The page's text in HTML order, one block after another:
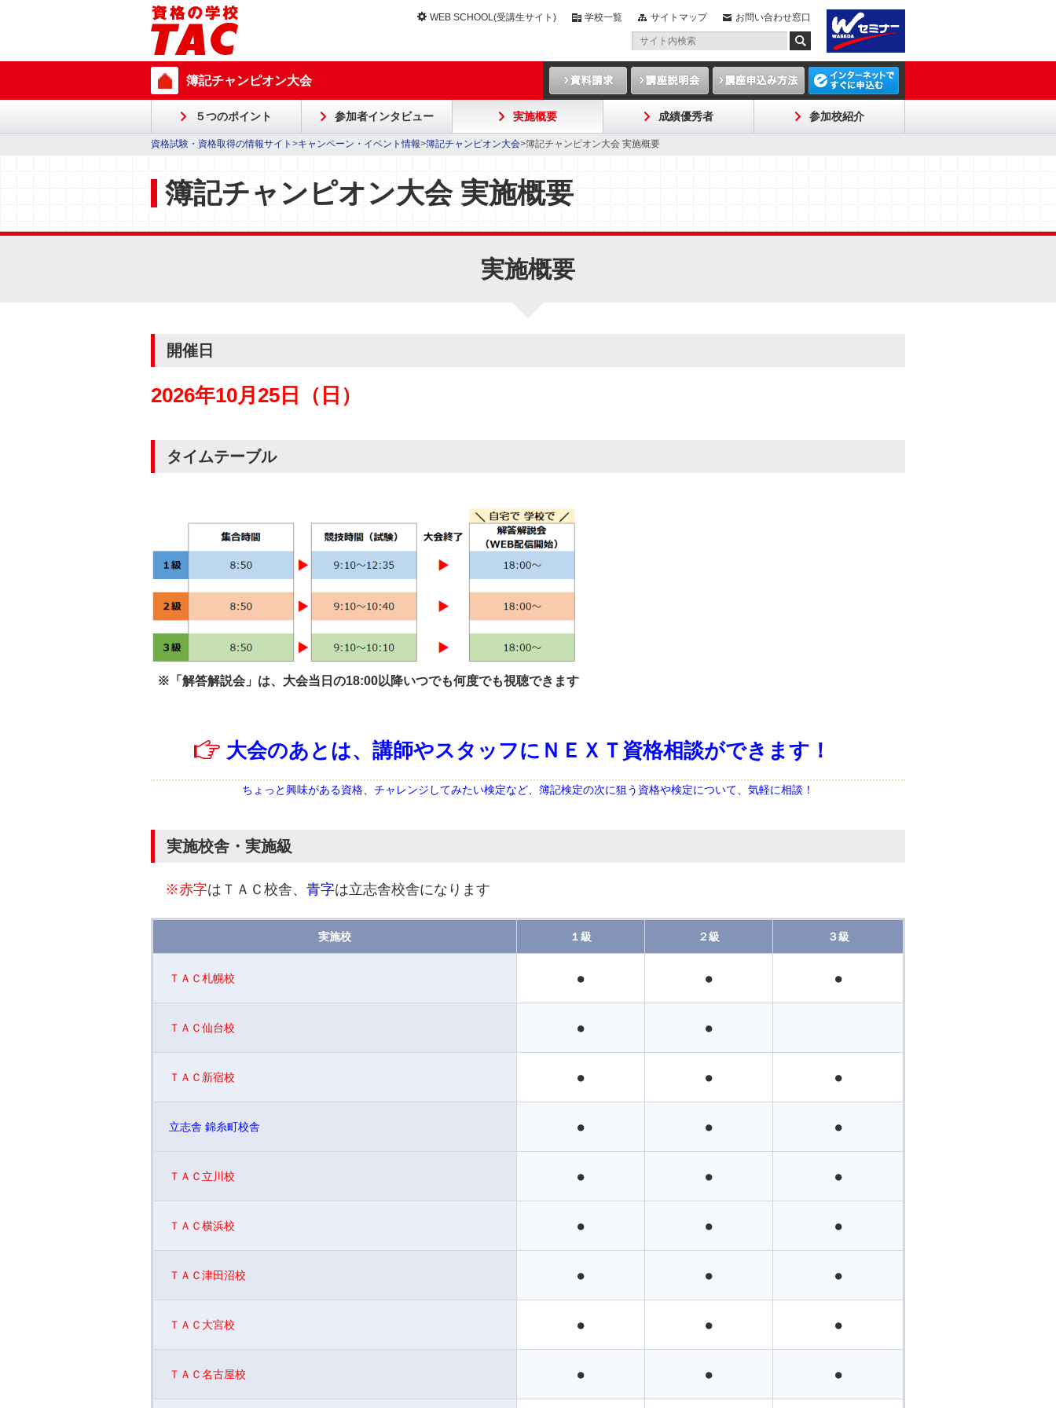
WEB SCHOOL(受講生サイト) 学校一覧 サイトマップ お問い合わせ窓口
簿記チャンピオン大会
５つのポイント 参加者インタビュー 実施概要 成績優秀者 参加校紹介
資格試験・資格取得の情報サイト >キャンペーン・イベント情報>簿記チャンピオン大会>簿記チャンピオン大会 実施概要
簿記チャンピオン大会 実施概要
実施概要
開催日
2026年10月25日（日）
タイムテーブル
※「解答解説会」は、大会当日の18:00以降いつでも何度でも視聴できます
大会のあとは、講師やスタッフにＮＥＸＴ資格相談ができます！
ちょっと興味がある資格、チャレンジしてみたい検定など、簿記検定の次に狙う資格や検定について、気軽に相談 ！
実施校舎・実施級
※赤字はＴＡＣ校舎、 青字は立志舎校舎になります
実施校 １級 ２級 ３級
ＴＡＣ札幌校 ● ● ●
ＴＡＣ仙台校 ● ●
ＴＡＣ新宿校 ● ● ●
立志舎 錦糸町校舎 ● ● ●
ＴＡＣ立川校 ● ● ●
ＴＡＣ横浜校 ● ● ●
ＴＡＣ津田沼校 ● ● ●
ＴＡＣ大宮校 ● ● ●
ＴＡＣ名古屋校 ● ● ●